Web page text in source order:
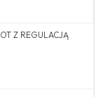
Z REGULACJĄ